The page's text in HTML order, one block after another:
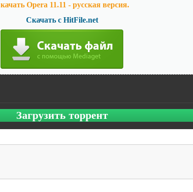
Opera 11.11 - русская версия.
Скачать с HitFile.net
Загрузить торрент